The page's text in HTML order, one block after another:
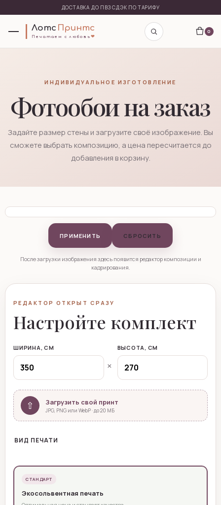
ДОСТАВКА ДО ПВЗ СДЭК ПО ТАРИФУ
Лотс Принтс
П е ч а т а е м с л ю б о в ь ❤
0
ИНДИВИДУАЛЬНОЕ ИЗГОТОВЛЕНИЕ
Фотообои на заказ
Задайте размер стены и загрузите своё изображение. Вы
сможете выбрать композицию, а цена пересчитается до
добавления в корзину.
＋
Ваш принт
Нажмите, чтобы загрузить
ПРИМЕНИТЬ СБРОСИТЬ
После загрузки изображения здесь появится редактор композиции и
кадрирования.
РЕДАКТОР ОТКРЫТ СРАЗУ
Настройте комплект
ШИРИНА, СМ
×
ВЫСОТА, СМ
⇧ Загрузить свой принт
JPG, PNG или WebP · до 20 МБ
ВИД ПЕЧАТИ
СТАНДАРТ
Экосольвентная печать